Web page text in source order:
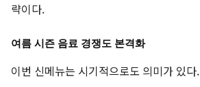
략이다.
여름 시즌 음료 경쟁도 본격화
이번 신메뉴는 시기적으로도 의미가 있다.